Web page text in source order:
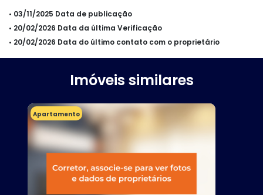
• 03/11/2025 Data de publicação
• 20/02/2026 Data da última Verificação
• 20/02/2026 Data do último contato com o proprietário
Imóveis similares
Apartamento